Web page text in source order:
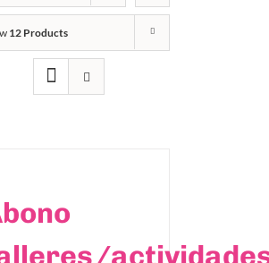
12 Products